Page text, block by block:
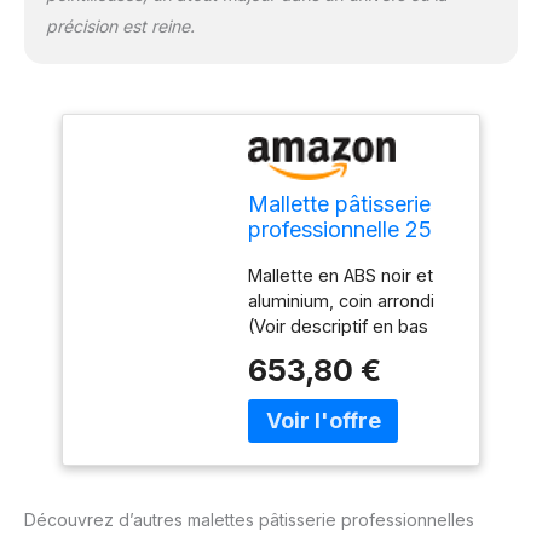
précision est reine.
Mallette pâtisserie
professionnelle 25
ABS noir et
aluminium, 4
compartiments
intérieurs afin de
séparer ustensiles et
couteaux (Voir
descriptif produit
Mallette en ABS noir et
aluminium, coin arrondi
(Voir descriptif en bas
Fermeture par
grenouillère avec
possibilité d’ajouter un
ustensiles et couteaux.
653,80 €
Découvrez d’autres malettes pâtisserie professionnelles